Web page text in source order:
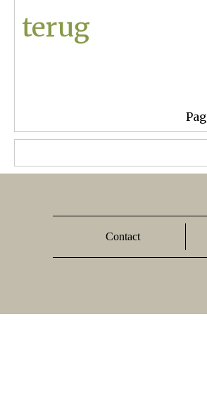
terug
Contact